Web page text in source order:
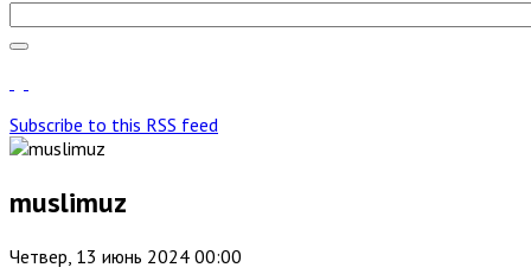
Subscribe to this RSS feed
muslimuz
Четвер, 13 июнь 2024 00:00